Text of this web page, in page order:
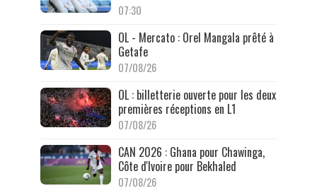
07:30
OL - Mercato : Orel Mangala prêté à
Getafe
07/08/26
OL : billetterie ouverte pour les deux
premières réceptions en L1
07/08/26
CAN 2026 : Ghana pour Chawinga,
Côte d'Ivoire pour Bekhaled
07/08/26